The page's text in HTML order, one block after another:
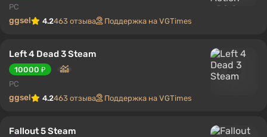
PC
ggsel 4.2463 отзыва Поддержка на VGTimes
Left 4 Dead 3 Steam
10000 ₽
PC
ggsel 4.2463 отзыва Поддержка на VGTimes
Fallout 5 Steam